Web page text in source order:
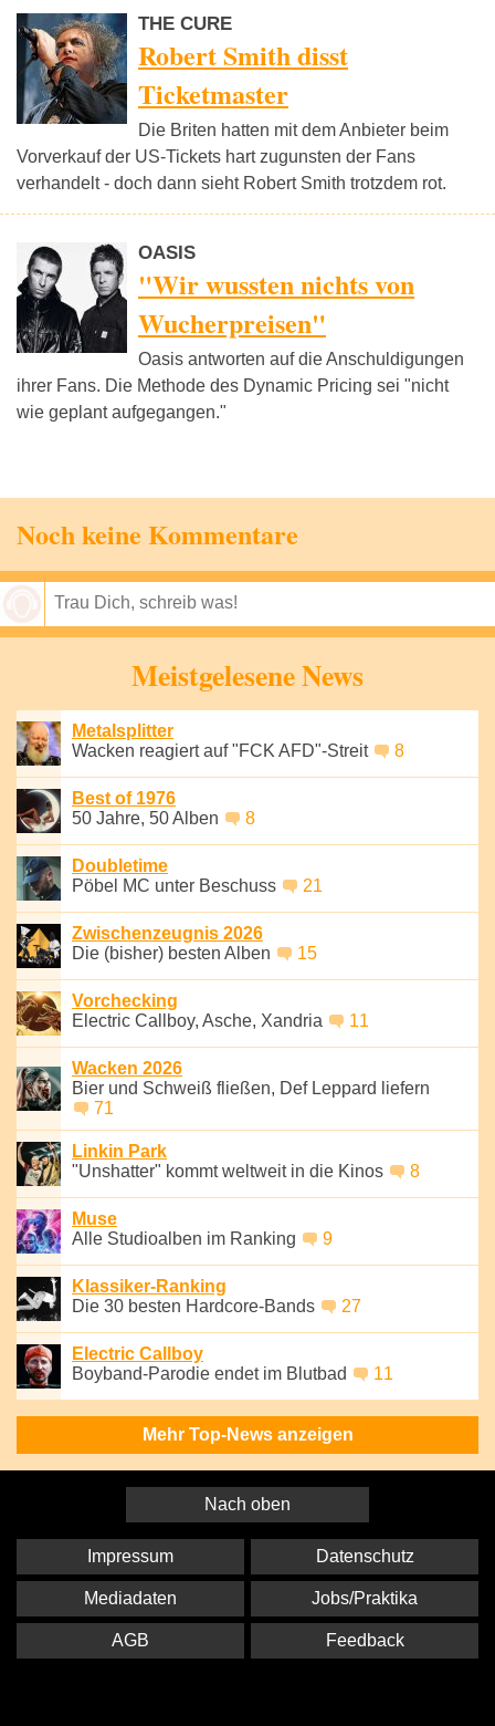
THE CURE
Robert Smith disst
Ticketmaster
Die Briten hatten mit dem Anbieter beim
Vorverkauf der US-Tickets hart zugunsten der Fans
verhandelt - doch dann sieht Robert Smith trotzdem rot.
OASIS
"Wir wussten nichts von
Wucherpreisen"
Oasis antworten auf die Anschuldigungen
ihrer Fans. Die Methode des Dynamic Pricing sei "nicht
wie geplant aufgegangen."
Noch keine Kommentare
Meistgelesene News
Metalsplitter
Wacken reagiert auf "FCK AFD"-Streit
8
Best of 1976
50 Jahre, 50 Alben
8
Doubletime
Pöbel MC unter Beschuss
21
Zwischenzeugnis 2026
Die (bisher) besten Alben
15
Vorchecking
Electric Callboy, Asche, Xandria
11
Wacken 2026
Bier und Schweiß fließen, Def Leppard liefern
71
Linkin Park
"Unshatter" kommt weltweit in die Kinos
8
Muse
Alle Studioalben im Ranking
9
Klassiker-Ranking
Die 30 besten Hardcore-Bands
27
Electric Callboy
Boyband-Parodie endet im Blutbad
11
Mehr Top-News anzeigen
Nach oben
Impressum Datenschutz
Mediadaten Jobs/Praktika
AGB Feedback